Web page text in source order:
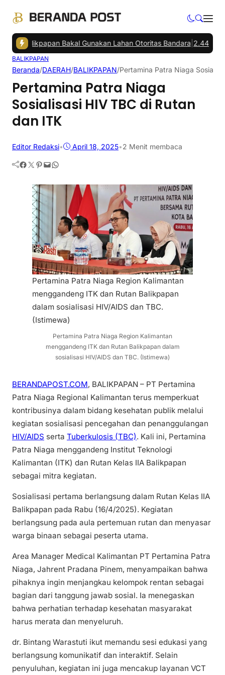
Bakal Gunakan Lahan Otoritas Bandara|2.446 Warga
BALIKPAPAN
Beranda/DAERAH/BALIKPAPAN/Pertamina Patra Niaga
Pertamina Patra Niaga
Sosialisasi HIV TBC di Rutan
dan ITK
Editor Redaksi• April 18, 2025•2 Menit membaca
Facebook Twitter Pinterest Mail WhatsApp
Pertamina Patra Niaga Region Kalimantan
menggandeng ITK dan Rutan Balikpapan
dalam sosialisasi HIV/AIDS dan TBC.
(Istimewa)
Pertamina Patra Niaga Region Kalimantan
menggandeng ITK dan Rutan Balikpapan dalam
sosialisasi HIV/AIDS dan TBC. (Istimewa)
BERANDAPOST.COM, BALIKPAPAN – PT Pertamina
Patra Niaga Regional Kalimantan terus memperkuat
kontribusinya dalam bidang kesehatan publik melalui
kegiatan sosialisasi pencegahan dan penanggulangan
HIV/AIDS serta Tuberkulosis (TBC). Kali ini, Pertamina
Patra Niaga menggandeng Institut Teknologi
Kalimantan (ITK) dan Rutan Kelas IIA Balikpapan
sebagai mitra kegiatan.
Sosialisasi pertama berlangsung dalam Rutan Kelas IIA
Balikpapan pada Rabu (16/4/2025). Kegiatan
berlangsung pada aula pertemuan rutan dan menyasar
warga binaan sebagai peserta utama.
Area Manager Medical Kalimantan PT Pertamina Patra
Niaga, Jahrent Pradana Pinem, menyampaikan bahwa
pihaknya ingin menjangkau kelompok rentan sebagai
bagian dari tanggung jawab sosial. Ia menegaskan
bahwa perhatian terhadap kesehatan masyarakat
harus merata dan menyeluruh.
dr. Bintang Warastuti ikut memandu sesi edukasi yang
berlangsung komunikatif dan interaktif. Selain
penyuluhan, kegiatan ini juga mencakup layanan VCT